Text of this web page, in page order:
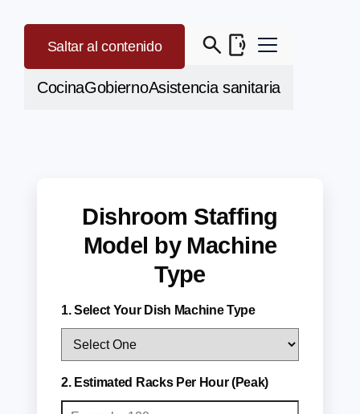
Saltar al contenido
CocinaGobiernoAsistencia sanitaria
Dishroom Staffing
Model by Machine
Type
1. Select Your Dish Machine Type
2. Estimated Racks Per Hour (Peak)